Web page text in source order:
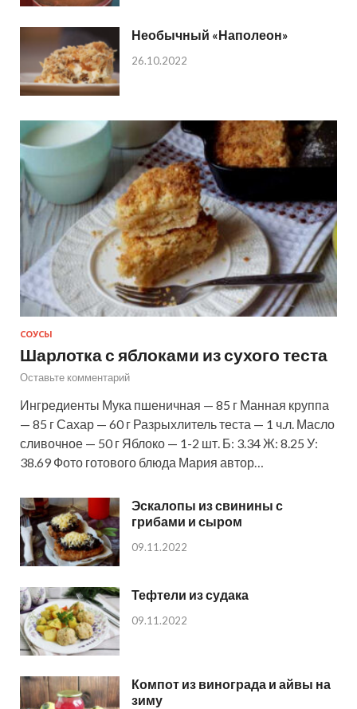
Необычный «Наполеон»
26.10.2022
СОУСЫ
Шарлотка с яблоками из сухого теста
Оставьте комментарий
Ингредиенты Мука пшеничная — 85 г Манная круппа
— 85 г Сахар — 60 г Разрыхлитель теста — 1 ч.л. Масло
сливочное — 50 г Яблоко — 1-2 шт. Б: 3.34 Ж: 8.25 У:
38.69 Фото готового блюда Мария автор…
Эскалопы из свинины с
грибами и сыром
09.11.2022
Тефтели из судака
09.11.2022
Компот из винограда и айвы на
зиму